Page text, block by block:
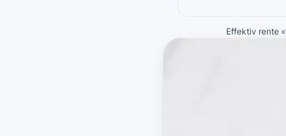
Effektiv rente